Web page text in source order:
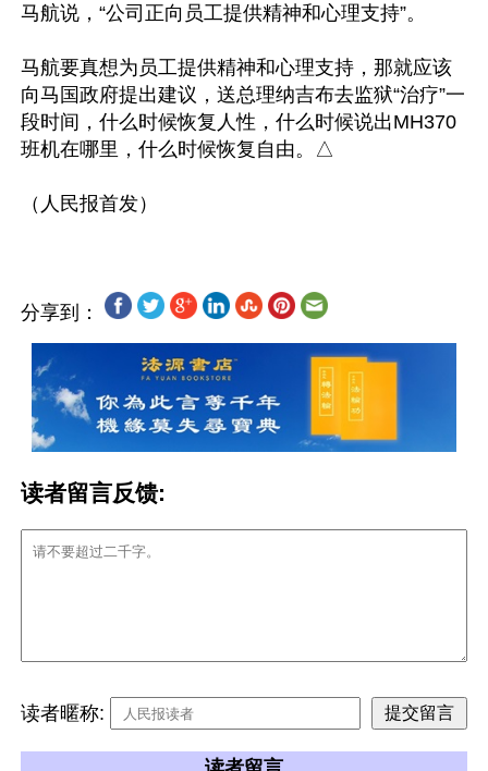
马航说，“公司正向员工提供精神和心理支持”。
马航要真想为员工提供精神和心理支持，那就应该
向马国政府提出建议，送总理纳吉布去监狱“治疗”一
段时间，什么时候恢复人性，什么时候说出MH370
班机在哪里，什么时候恢复自由。△
分享到：
读者留言反馈:
读者暱称: